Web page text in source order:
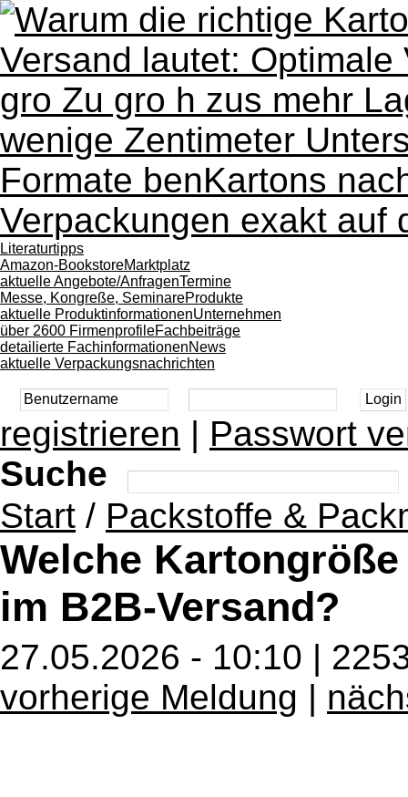
Literaturtipps
Amazon-BookstoreMarktplatz
aktuelle Angebote/AnfragenTermine
Messe, Kongreße, SeminareProdukte
aktuelle ProduktinformationenUnternehmen
über 2600 FirmenprofileFachbeiträge
detailierte FachinformationenNews
aktuelle Verpackungsnachrichten
registrieren | Passwort
Suche
Start / Packstoffe &
Welche
im B2B-Versand?
27.05.2026 - 10:10 |
vorherige Meldung |